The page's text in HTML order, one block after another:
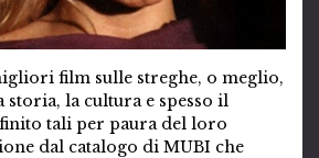
film sulle streghe, o meglio,
storia, la cultura e spesso il
tali per paura del loro
dal catalogo di MUBI che